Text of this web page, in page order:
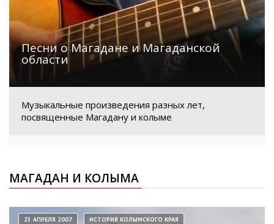
Песни о Магадане и Магаданской
области
Музыкальные произведения разных лет,
посвященные Магадану и колыме
МАГАДАН И КОЛЫМА
25 АПРЕЛЯ 2007 ИСТОРИЯ КОЛЫМСКОГО КРАЯ